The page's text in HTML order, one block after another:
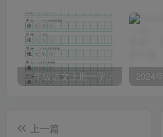
三年级语文上册一字三描红写字表字帖
上一篇